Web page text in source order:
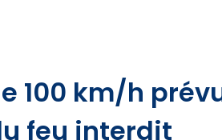
100 km/h
feu interdit